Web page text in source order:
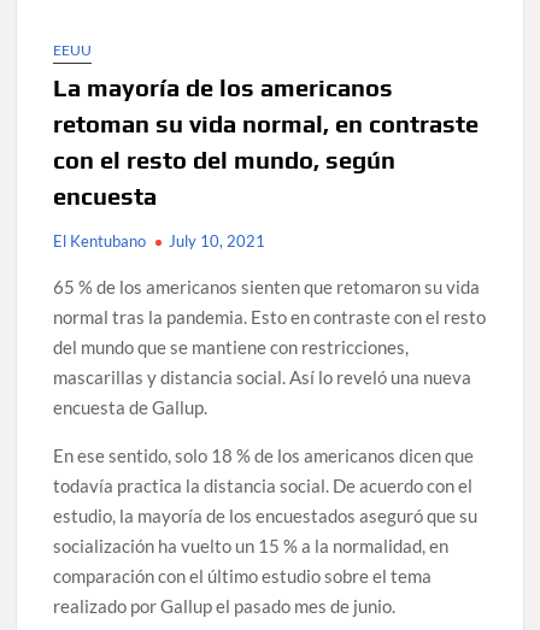
EEUU
La mayoría de los americanos
retoman su vida normal, en contraste
con el resto del mundo, según
encuesta
El Kentubano July 10, 2021
65 % de los americanos sienten que retomaron su vida
normal tras la pandemia. Esto en contraste con el resto
del mundo que se mantiene con restricciones,
mascarillas y distancia social. Así lo reveló una nueva
encuesta de Gallup.
En ese sentido, solo 18 % de los americanos dicen que
todavía practica la distancia social. De acuerdo con el
estudio, la mayoría de los encuestados aseguró que su
socialización ha vuelto un 15 % a la normalidad, en
comparación con el último estudio sobre el tema
realizado por Gallup el pasado mes de junio.